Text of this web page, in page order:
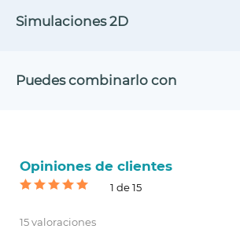
Simulaciones 2D
Puedes combinarlo con
Opiniones de clientes
1 de 15
15 valoraciones